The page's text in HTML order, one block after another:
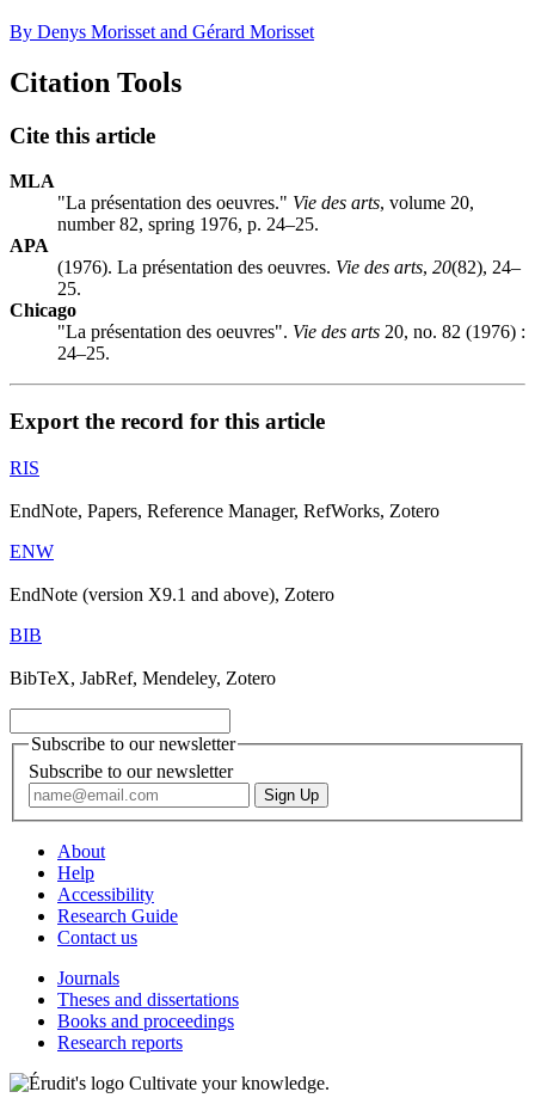
By Denys Morisset and Gérard Morisset
Citation Tools
Cite this article
MLA
"La présentation des oeuvres." Vie des arts, volume 20,
number 82, spring 1976, p. 24–25.
APA
(1976). La présentation des oeuvres. Vie des arts, 20(82), 24–
25.
Chicago
"La présentation des oeuvres". Vie des arts 20, no. 82 (1976) :
24–25.
Export the record for this article
RIS
EndNote, Papers, Reference Manager, RefWorks, Zotero
ENW
EndNote (version X9.1 and above), Zotero
BIB
BibTeX, JabRef, Mendeley, Zotero
Subscribe to our newsletter
Subscribe to our newsletter
About
Help
Accessibility
Research Guide
Contact us
Journals
Theses and dissertations
Books and proceedings
Research reports
Cultivate your knowledge.